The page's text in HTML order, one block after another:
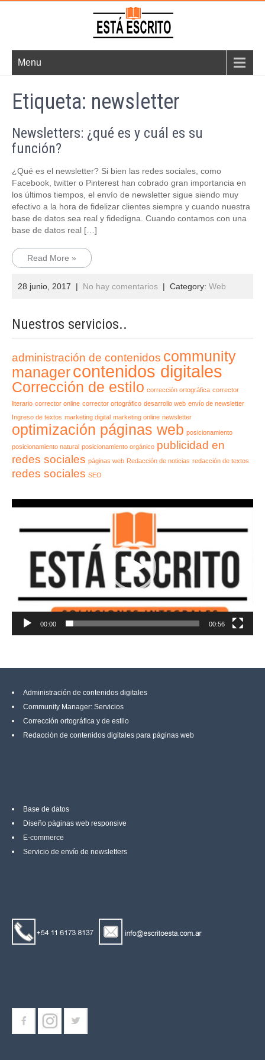
Está Escrito
Soluciones Editoriales y
Menu
Etiqueta: newsletter
Newsletters: ¿qué es y cuál es su
función?
¿Qué es el newsletter? Si bien las redes sociales, como
Facebook, twitter o Pinterest han cobrado gran importancia en
los últimos tiempos, el envío de newsletter sigue siendo muy
efectivo a la hora de fidelizar clientes siempre y cuando nuestra
base de datos sea real y fidedigna. Cuando contamos con una
base de datos real […]
Read More »
28 junio, 2017 | No hay comentarios | Category: Web
Nuestros servicios..
administración de contenidos community
managercontenidos digitales
Corrección de estilo corrección ortográfica corrector
literario corrector online corrector ortográfico desarrollo web envío de newsletter
Ingreso de textos marketing digital marketing online newsletter
optimización páginas web posicionamiento
posicionamiento natural posicionamiento orgánico publicidad en
redes sociales páginas web Redacción de noticias redacción de textos
redes sociales SEO
Reproductor
vídeo
00:00 00:56
Administración de contenidos digitales
Community Manager: Servicios
Corrección ortográfica y de estilo
Redacción de contenidos digitales para páginas web
Base de datos
Diseño páginas web responsive
E-commerce
Servicio de envío de newsletters